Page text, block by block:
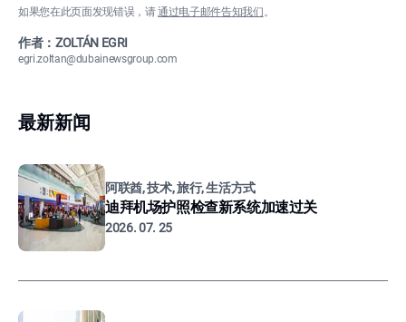
如果您在此页面发现错误，请通过电子邮件告知我们。
作者：ZOLTÁN EGRI
egri.zoltan@dubainewsgroup.com
最新新闻
阿联酋, 技术, 旅行, 生活方式
迪拜机场护照检查新系统加速过关
2026. 07. 25